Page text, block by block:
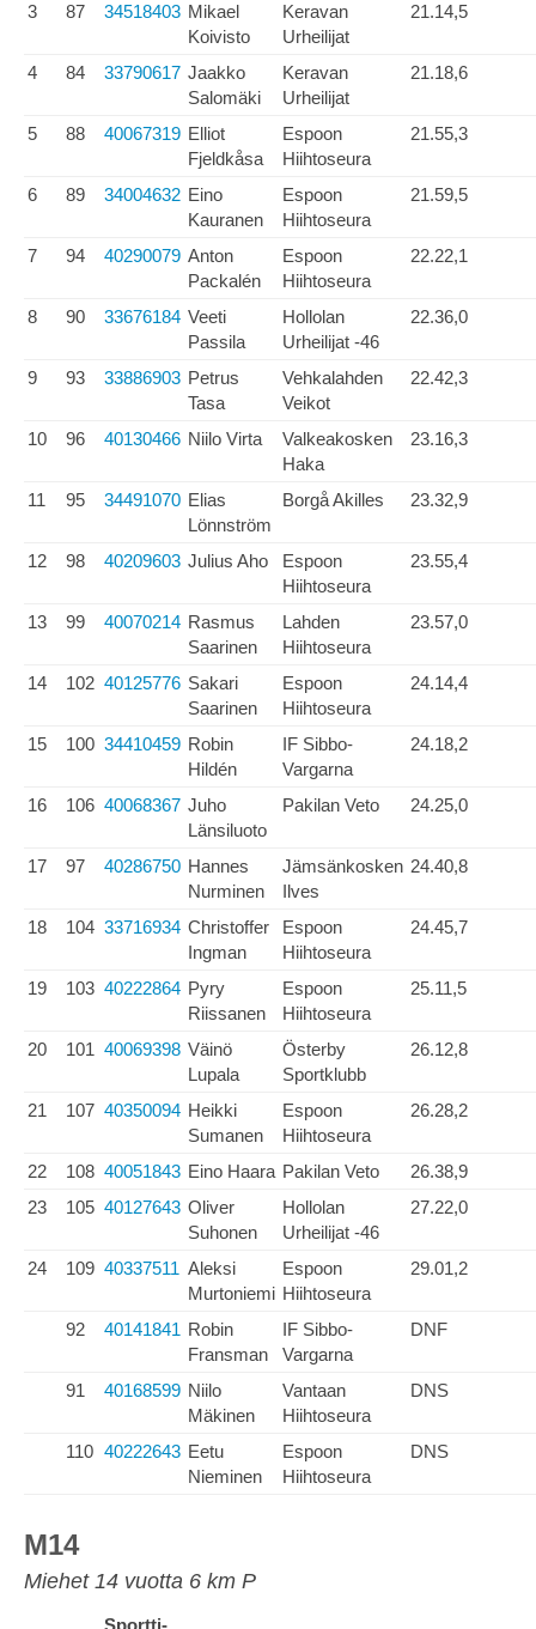
3 87 34518403 Mikael
Koivisto
Keravan
Urheilijat
21.14,5
4 84 33790617 Jaakko
Salomäki
Keravan
Urheilijat
21.18,6
5 88 40067319 Elliot
Fjeldkåsa
Espoon
Hiihtoseura
21.55,3
6 89 34004632 Eino
Kauranen
Espoon
Hiihtoseura
21.59,5
7 94 40290079 Anton
Packalén
Espoon
Hiihtoseura
22.22,1
8 90 33676184 Veeti
Passila
Hollolan
Urheilijat -46
22.36,0
9 93 33886903 Petrus
Tasa
Vehkalahden
Veikot
22.42,3
10 96 40130466 Niilo Virta
Valkeakosken
Haka
23.16,3
11 95 34491070 Elias
Lönnström
Borgå Akilles 23.32,9
12 98 40209603 Julius Aho
Espoon
Hiihtoseura
23.55,4
13 99 40070214 Rasmus
Saarinen
Lahden
Hiihtoseura
23.57,0
14 102 40125776 Sakari
Saarinen
Espoon
Hiihtoseura
24.14,4
15 100 34410459 Robin
Hildén
IF Sibbo-
Vargarna
24.18,2
16 106 40068367 Juho
Länsiluoto
Pakilan Veto 24.25,0
17 97 40286750 Hannes
Nurminen
Jämsänkosken
Ilves
24.40,8
18 104 33716934 Christoffer
Ingman
Espoon
Hiihtoseura
24.45,7
19 103 40222864 Pyry
Riissanen
Espoon
Hiihtoseura
25.11,5
20 101 40069398 Väinö
Lupala
Österby
Sportklubb
26.12,8
21 107 40350094 Heikki
Sumanen
Espoon
Hiihtoseura
26.28,2
22 108 40051843 Eino Haara Pakilan Veto
26.38,9
23
105 40127643 Oliver
Suhonen
Hollolan
Urheilijat -46
27.22,0
24 109 40337511 Aleksi
Murtoniemi
Espoon
Hiihtoseura
29.01,2
92 40141841 Robin
Fransman
IF Sibbo-
Vargarna
DNF
91 40168599 Niilo
Mäkinen
Vantaan
Hiihtoseura
DNS
110 40222643 Eetu
Nieminen
Espoon
Hiihtoseura
DNS
M14
Miehet 14 vuotta 6 km P
Sportti-